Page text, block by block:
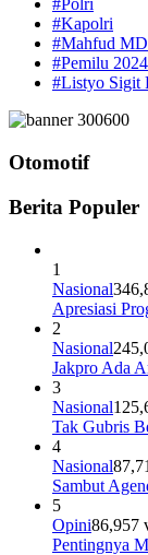
#Polri
#Kapolri
#Mahfud MD
#Pemilu 2024
#Listyo Sigit
Otomotif
Berita Populer
1
Nasional
Apresiasi
2
Nasional
Jakpro Ada
3
Nasional
Tak Gubris
4
Nasional
Sambut
5
Opini86,957
Pentingnya